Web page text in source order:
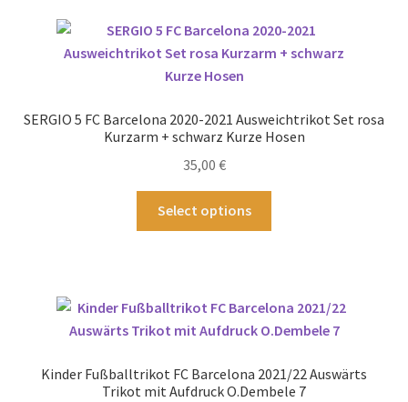
auf.
Die
auf
gewählt
SERGIO 5 FC Barcelona 2020-2021 Ausweichtrikot Set rosa
Kurzarm + schwarz Kurze Hosen
35,00 €
Select options
auf.
Die
können
Kinder Fußballtrikot FC Barcelona 2021/22 Auswärts
Trikot mit Aufdruck O.Dembele 7